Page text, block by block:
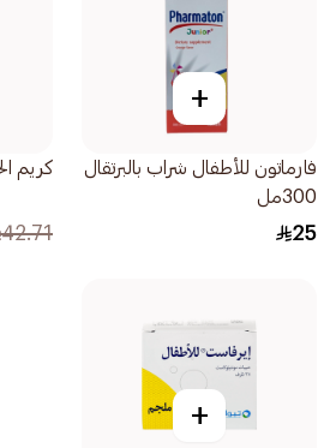
+
فارماتون للأطفال شراب بالبرتقال
300مل
25
كريم
42.71
+